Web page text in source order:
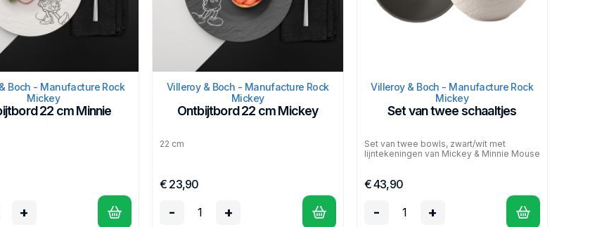
Boch - Manufacture Rock
Mickey
22 cm Minnie
+
Villeroy & Boch - Manufacture Rock
Mickey
Ontbijtbord 22 cm Mickey
22 cm
€ 23,90
- +
Villeroy & Boch - Manufacture Rock
Mickey
Set van twee schaaltjes
Set van twee bowls, zwart/wit met
lijntekeningen van Mickey & Minnie Mouse
€ 43,90
- +